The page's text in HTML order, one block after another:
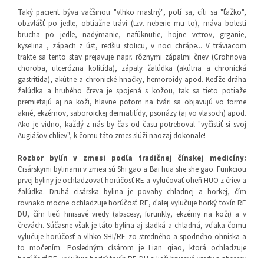
Taký pacient býva väčšinou "vlhko mastný", potí sa, cíti sa "ťažko",
obzvlášť po jedle, obtiažne trávi (tzv. neberie mu to), máva bolesti
brucha po jedle, nadýmanie, nafúknutie, hojne vetrov, grganie,
kyselina , zápach z úst, redšiu stolicu, v noci chrápe... V tráviacom
trakte sa tento stav prejavuje napr. rôznymi zápalmi čriev (Crohnova
choroba, ulcerózna kolitída), zápaly žalúdka (akútna a chronická
gastritída), akútne a chronické hnačky, hemoroidy apod. Keďže dráha
žalúdka a hrubého čreva je spojená s kožou, tak sa tieto potiaže
premietajú aj na koži, hlavne potom na tvári sa objavujú vo forme
akné, ekzémov, saboroickej dermatitídy, psoriázy (aj vo vlasoch) apod.
Ako je vidno, každý z nás by čas od času potreboval "vyčistiť si svoj
Augiášov chliev", k čomu táto zmes slúži naozaj dokonale!
Rozbor bylín v zmesi podľa tradičnej čínskej medicíny:
Cisárskymi bylinami v zmesi sú Shi gao a Bai hua she she gao. Funkciou
prvej byliny je ochladzovať horúčosť RE a vylučovať oheň HUO z čriev a
žalúdka. Druhá cisárska bylina je povahy chladnej a horkej, čím
rovnako mocne ochladzuje horúčosť RE, ďalej vylučuje horký toxín RE
DU, čím lieči hnisavé vredy (abscesy, furunkly, ekzémy na koži) a v
črevách. Súčasne však je táto bylina aj sladká a chladná, vďaka čomu
vylučuje horúčosť a vlhko SHI/RE zo stredného a spodného ohniska a
to močením. Posledným císárom je Lian qiao, ktorá ochladzuje